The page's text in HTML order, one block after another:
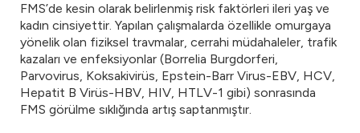
FMS’de kesin olarak belirlenmiş risk faktörleri ileri yaş ve
kadın cinsiyettir. Yapılan çalışmalarda özellikle omurgaya
yönelik olan fiziksel travmalar, cerrahi müdahaleler, trafik
kazaları ve enfeksiyonlar (Borrelia Burgdorferi,
Parvovirus, Koksakivirüs, Epstein-Barr Virus-EBV, HCV,
Hepatit B Virüs-HBV, HIV, HTLV-1 gibi) sonrasında
FMS görülme sıklığında artış saptanmıştır.